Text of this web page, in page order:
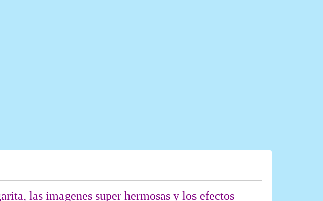
las imagenes super hermosas y los efectos